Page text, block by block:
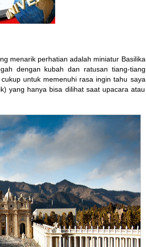
menarik perhatian adalah miniatur Basilika
dengan kubah dan ratusan tiang-tiang
untuk memenuhi rasa ingin tahu saya
yang hanya bisa dilihat saat upacara atau